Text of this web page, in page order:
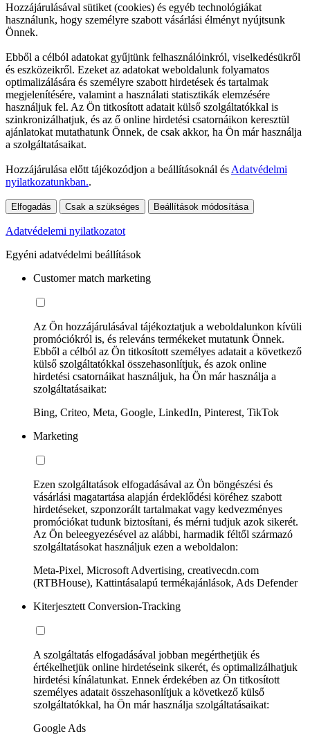
Hozzájárulásával sütiket (cookies) és egyéb technológiákat
használunk, hogy személyre szabott vásárlási élményt nyújtsunk
Önnek.
Ebből a célból adatokat gyűjtünk felhasználóinkról, viselkedésükről
és eszközeikről. Ezeket az adatokat weboldalunk folyamatos
optimalizálására és személyre szabott hirdetések és tartalmak
megjelenítésére, valamint a használati statisztikák elemzésére
használjuk fel. Az Ön titkosított adatait külső szolgáltatókkal is
szinkronizálhatjuk, és az ő online hirdetési csatornáikon keresztül
ajánlatokat mutathatunk Önnek, de csak akkor, ha Ön már használja
a szolgáltatásaikat.
Hozzájárulása előtt tájékozódjon a beállításoknál és Adatvédelmi
nyilatkozatunkban..
Elfogadás Csak a szükséges Beállítások módosítása
Adatvédelemi nyilatkozatot
Egyéni adatvédelmi beállítások
Customer match marketing
Az Ön hozzájárulásával tájékoztatjuk a weboldalunkon kívüli
promóciókról is, és releváns termékeket mutatunk Önnek.
Ebből a célból az Ön titkosított személyes adatait a következő
külső szolgáltatókkal összehasonlítjuk, és azok online
hirdetési csatornáikat használjuk, ha Ön már használja a
szolgáltatásaikat:
Bing, Criteo, Meta, Google, LinkedIn, Pinterest, TikTok
Marketing
Ezen szolgáltatások elfogadásával az Ön böngészési és
vásárlási magatartása alapján érdeklődési köréhez szabott
hirdetéseket, szponzorált tartalmakat vagy kedvezményes
promóciókat tudunk biztosítani, és mérni tudjuk azok sikerét.
Az Ön beleegyezésével az alábbi, harmadik féltől származó
szolgáltatásokat használjuk ezen a weboldalon:
Meta-Pixel, Microsoft Advertising, creativecdn.com
(RTBHouse), Kattintásalapú termékajánlások, Ads Defender
Kiterjesztett Conversion-Tracking
A szolgáltatás elfogadásával jobban megérthetjük és
értékelhetjük online hirdetéseink sikerét, és optimalizálhatjuk
hirdetési kínálatunkat. Ennek érdekében az Ön titkosított
személyes adatait összehasonlítjuk a következő külső
szolgáltatókkal, ha Ön már használja szolgáltatásaikat:
Google Ads